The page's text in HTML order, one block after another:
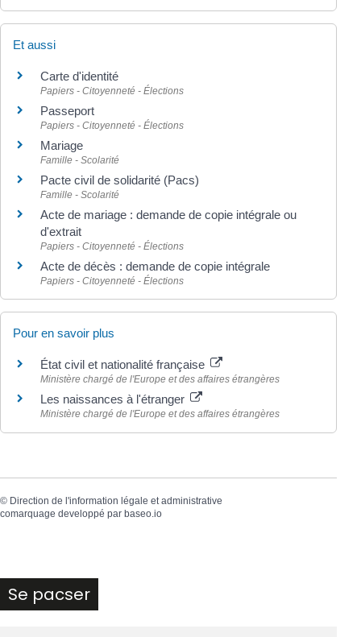
Et aussi
Carte d'identité
Papiers - Citoyenneté - Élections
Passeport
Papiers - Citoyenneté - Élections
Mariage
Famille - Scolarité
Pacte civil de solidarité (Pacs)
Famille - Scolarité
Acte de mariage : demande de copie intégrale ou
d'extrait
Papiers - Citoyenneté - Élections
Acte de décès : demande de copie intégrale
Papiers - Citoyenneté - Élections
Pour en savoir plus
État civil et nationalité française
Ministère chargé de l'Europe et des affaires étrangères
Les naissances à l'étranger
Ministère chargé de l'Europe et des affaires étrangères
© Direction de l'information légale et administrative
comarquage developpé par baseo.io
Se pacser